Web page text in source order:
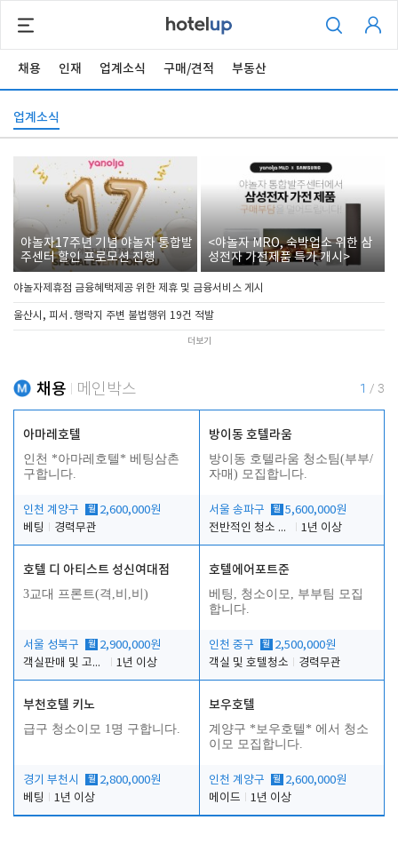
채용 인재 업계소식 구매/견적 부동산
업계소식
야놀자17주년 기념 야놀자 통합발
주센터 할인 프로모션 진행
<야놀자 MRO, 숙박업소 위한 삼
성전자 가전제품 특가 개시>
야놀자제휴점 금융혜택제공 위한 제휴 및 금융서비스 게시
울산시, 피서․행락지 주변 불법행위 19건 적발
더보기
채용 메인박스 1 / 3
아마레호텔
인천 *아마레호텔* 베팅삼촌
구합니다.
인천 계양구 월 2,600,000원
베팅
경력무관
방이동 호텔라움
방이동 호텔라움 청소팀(부부/
자매) 모집합니다.
서울 송파구 월 5,600,000원
전반적인 청소 업무(객실청소.객실정리)
1년 이상
호텔 디 아티스트 성신여대점
3교대 프론트(격,비,비)
서울 성북구 월 2,900,000원
객실판매 및 고객응대
1년 이상
호텔에어포트준
베팅, 청소이모, 부부팀 모집
합니다.
인천 중구 월 2,500,000원
객실 및 호텔청소
경력무관
부천호텔 키노
급구 청소이모 1명 구합니다.
경기 부천시 월 2,800,000원
베팅
1년 이상
보우호텔
계양구 *보우호텔* 에서 청소
이모 모집합니다.
인천 계양구 월 2,600,000원
메이드
1년 이상